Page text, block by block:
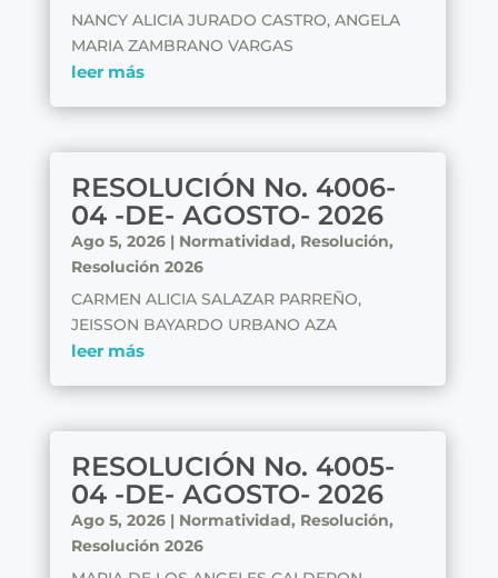
NANCY ALICIA JURADO CASTRO, ANGELA
MARIA ZAMBRANO VARGAS
leer más
RESOLUCIÓN No. 4006-
04 -DE- AGOSTO- 2026
Ago 5, 2026| Normatividad, Resolución,
Resolución 2026
CARMEN ALICIA SALAZAR PARREÑO,
JEISSON BAYARDO URBANO AZA
leer más
RESOLUCIÓN No. 4005-
04 -DE- AGOSTO- 2026
Ago 5, 2026| Normatividad, Resolución,
Resolución 2026